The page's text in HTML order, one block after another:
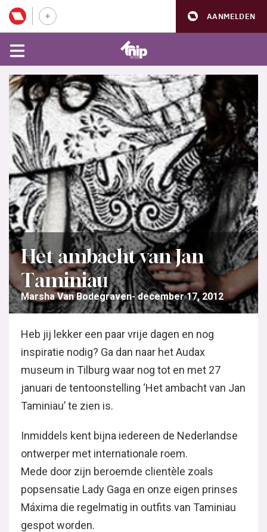
AANMELDEN
Het ambacht van Jan
Taminiau
Marsha Van Bodegraven december 17, 2012
Heb jij lekker een paar vrije dagen en nog
inspiratie nodig? Ga dan naar het Audax
museum in Tilburg waar nog tot en met 27
januari de tentoonstelling ‘Het ambacht van Jan
Taminiau’ te zien is.
Inmiddels kent bijna iedereen de Nederlandse
ontwerper met internationale roem.
Mede door zijn beroemde clientèle zoals
popsensatie Lady Gaga en onze eigen prinses
Máxima die regelmatig in outfits van Taminiau
gespot worden.